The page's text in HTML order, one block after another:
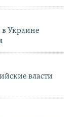
в Украине
власти